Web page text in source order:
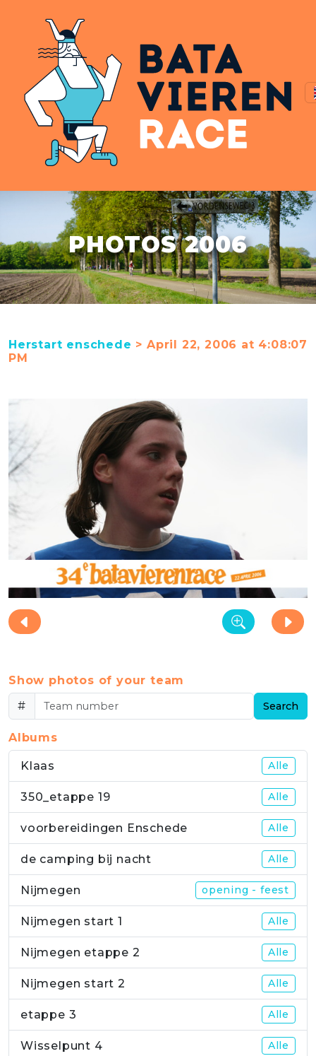
PHOTOS 2006
Herstart enschede > April 22, 2006 at 4:08:07
PM
Show photos of your team
#
Search
Albums
Klaas Alle
350_etappe 19 Alle
voorbereidingen Enschede Alle
de camping bij nacht Alle
Nijmegen opening - feest
Nijmegen start 1 Alle
Nijmegen etappe 2 Alle
Nijmegen start 2 Alle
etappe 3 Alle
Wisselpunt 4 Alle